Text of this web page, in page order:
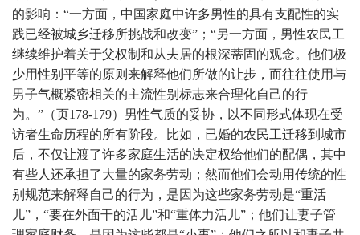
的影响：“一方面，中国家庭中许多男性的具有支配性的实
践已经被城乡迁移所挑战和改变”；“另一方面，男性农民工
继续维护着关于父权制和从夫居的根深蒂固的观念。他们极
少用性别平等的原则来解释他们所做的让步，而往往使用与
男子气概紧密相关的主流性别标志来合理化自己的行
为。”（页178-179）男性气质的妥协，以不同形式体现在受
访者生命历程的所有阶段。比如，已婚的农民工迁移到城市
后，不仅让渡了许多家庭生活的决定权给他们的配偶，其中
有些人还承担了大量的家务劳动；然而他们会动用传统的性
别规范来解释自己的行为，是因为这些家务劳动是“重活
儿”，“要在外面干的活儿”和“重体力活儿”；他们让妻子管